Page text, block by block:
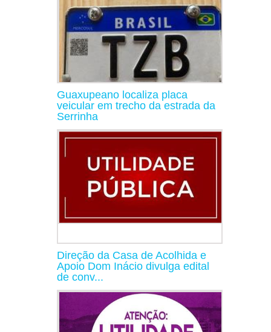
Guaxupeano localiza placa
veicular em trecho da estrada da
Serrinha
Direção da Casa de Acolhida e
Apoio Dom Inácio divulga edital
de conv...